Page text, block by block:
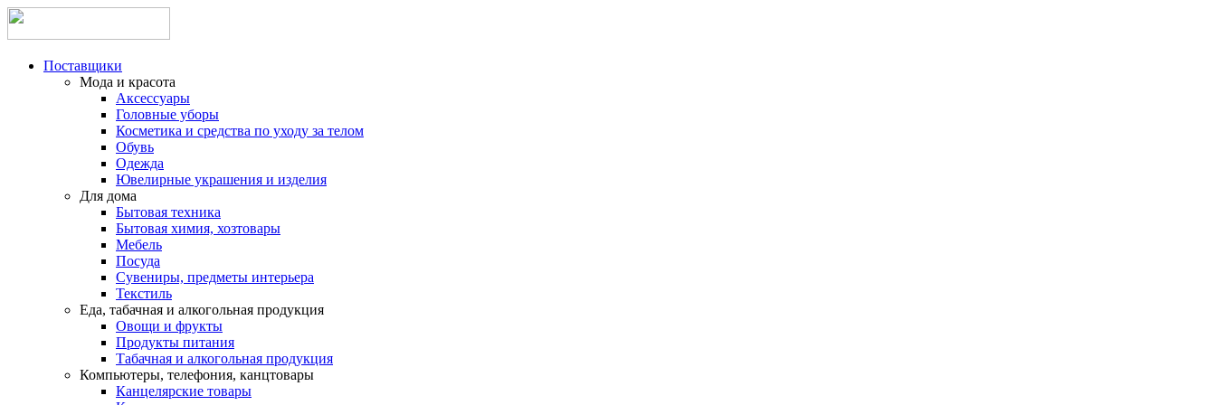
Поставщики
Мода и красота
Аксессуары
Головные уборы
Косметика и средства по уходу за телом
Обувь
Одежда
Ювелирные украшения и изделия
Для дома
Бытовая техника
Бытовая химия, хозтовары
Мебель
Посуда
Сувениры, предметы интерьера
Текстиль
Еда, табачная и алкогольная продукция
Овощи и фрукты
Продукты питания
Табачная и алкогольная продукция
Компьютеры, телефония, канцтовары
Канцелярские товары